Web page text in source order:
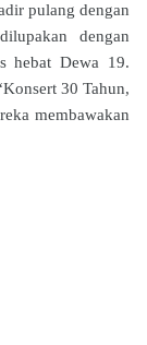
pulang dengan
dengan
hebat Dewa 19.
30 Tahun,
membawakan